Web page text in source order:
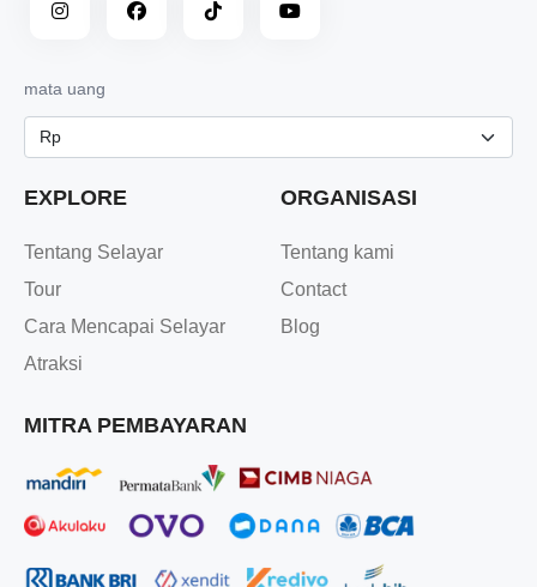
mata uang
EXPLORE
Tentang Selayar
Tour
Cara Mencapai Selayar
Atraksi
ORGANISASI
Tentang kami
Contact
Blog
MITRA PEMBAYARAN